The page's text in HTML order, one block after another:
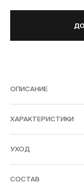
ОПИСАНИЕ
ХАРАКТЕРИСТИКИ
УХОД
СОСТАВ